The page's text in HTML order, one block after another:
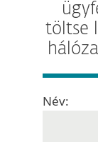
töltse
Név: